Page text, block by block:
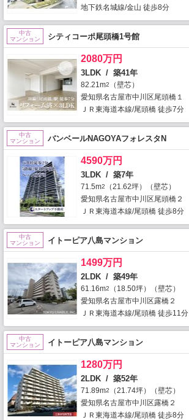
地下鉄名城線/金山 徒歩8分
中古
マンション
シティコーポ尾頭橋1号館
2080万円
3LDK / 築41年
82.21m2
（壁芯）
愛知県名古屋市中川区尾頭橋１
ＪＲ東海道本線/尾頭橋 徒歩7分
中古
マンション
バンベールNAGOYAフォレスタN
4590万円
3LDK / 築7年
71.5m2
（21.62坪）（壁芯）
愛知県名古屋市中川区尾頭橋２
ＪＲ東海道本線/尾頭橋 徒歩8分
中古
マンション
イトーピア八島マンション
1499万円
2LDK / 築49年
61.16m2
（18.50坪）（壁芯）
愛知県名古屋市中川区露橋２
ＪＲ東海道本線/尾頭橋 徒歩11分
中古
マンション
イトーピア八島マンション
1280万円
2LDK / 築52年
71.89m2
（21.74坪）（壁芯）
愛知県名古屋市中川区露橋２
ＪＲ東海道本線/尾頭橋 徒歩8分